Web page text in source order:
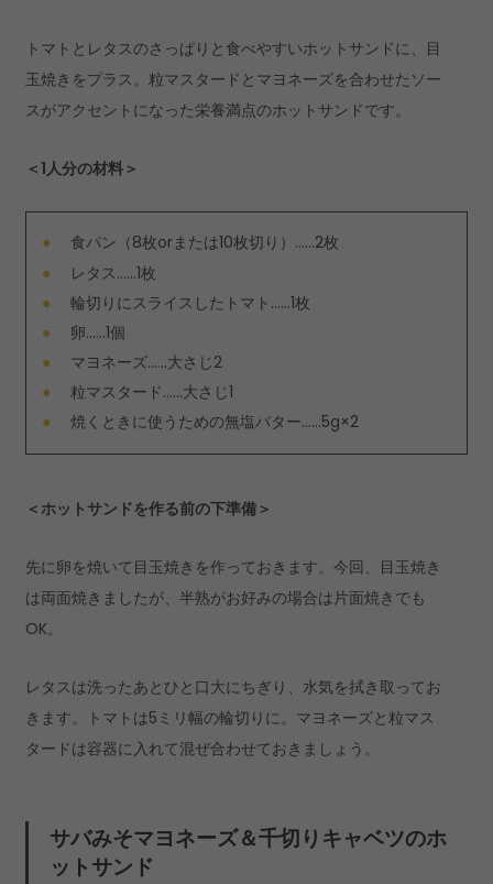
トマトとレタスのさっぱりと食べやすいホットサンドに、目
玉焼きをプラス。粒マスタードとマヨネーズを合わせたソー
スがアクセントになった栄養満点のホットサンドです。
＜1人分の材料＞
食パン（8枚orまたは10枚切り）……2枚
レタス……1枚
輪切りにスライスしたトマト……1枚
卵……1個
マヨネーズ……大さじ2
粒マスタード……大さじ1
焼くときに使うための無塩バター……5g×2
＜ホットサンドを作る前の下準備＞
先に卵を焼いて目玉焼きを作っておきます。今回、目玉焼き
は両面焼きましたが、半熟がお好みの場合は片面焼きでも
OK。
レタスは洗ったあとひと口大にちぎり、水気を拭き取ってお
きます。トマトは5ミリ幅の輪切りに。マヨネーズと粒マス
タードは容器に入れて混ぜ合わせておきましょう。
サバみそマヨネーズ＆千切りキャベツのホ
ットサンド